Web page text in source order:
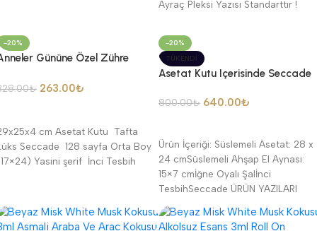
Ayraç Pleksi Yazısı Standarttır !
-20%
Gününe Özel Zühre
Seti
₺ 263.00₺
cm Asetat Kutu Tafta
Seccade 128 sayfa Orta Boy
Yasini şerif İnci Tesbih
-20%
TÜKENDI
Asetat Kutu Içerisinde Seccade
Aynası Hediye Seti
800.00₺ 640.00₺
Ürün İçeriği: Süslemeli Asetat: 28 x
24 cmSüslemeli Ahşap El Aynası:
15×7 cmİğne Oyalı Şalİnci
TesbihSeccade ÜRÜN YAZILARI
STANDARTTIR.En Kıymetli